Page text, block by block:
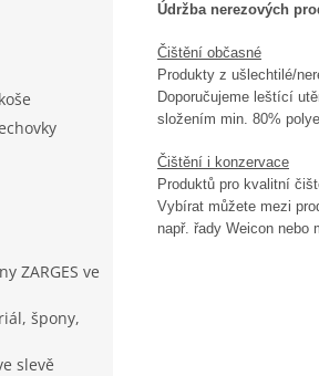
ZARGES ve
špony,
slevě
Údržba nerezových
Čištění občasné
Produkty z ušlechtilé/
Doporučujeme leštící
složením min. 80%
Čištění i konzervace
Produktů pro kvalitní
Vybírat můžete mezi
např. řady Weicon nebo